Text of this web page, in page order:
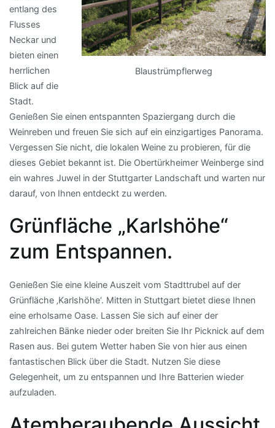
Blaustrümpflerweg
entlang des
Flusses
Neckar und
bieten einen
herrlichen
Blick auf die
Stadt.
Genießen Sie einen entspannten Spaziergang durch die
Weinreben und freuen Sie sich auf ein einzigartiges Panorama.
Vergessen Sie nicht, die lokalen Weine zu probieren, für die
dieses Gebiet bekannt ist. Die Obertürkheimer Weinberge sind
ein wahres Juwel in der Stuttgarter Landschaft und warten nur
darauf, von Ihnen entdeckt zu werden.
Grünfläche „Karlshöhe“
zum Entspannen.
Genießen Sie eine kleine Auszeit vom Stadttrubel auf der
Grünfläche ‚Karlshöhe‘. Mitten in Stuttgart bietet diese Ihnen
eine erholsame Oase. Lassen Sie sich auf einer der
zahlreichen Bänke nieder oder breiten Sie Ihr Picknick auf dem
Rasen aus. Bei gutem Wetter haben Sie von hier aus einen
fantastischen Blick über die Stadt. Nutzen Sie diese
Gelegenheit, um zu entspannen und Ihre Batterien wieder
aufzuladen.